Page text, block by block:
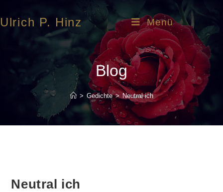
Ulrich P. Hinz Menü
Blog
> Gedichte > Neutral ich
Neutral ich